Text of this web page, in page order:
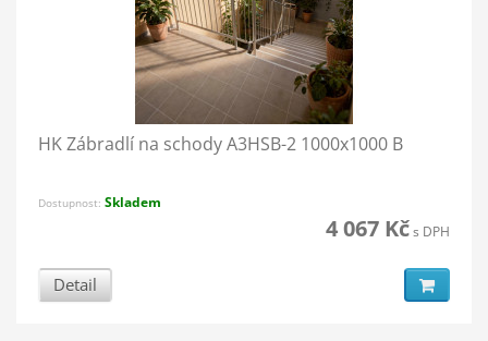
HK Zábradlí na schody A3HSB-2 1000x1000 B
Dostupnost: Skladem
4 067 Kčs DPH
Detail